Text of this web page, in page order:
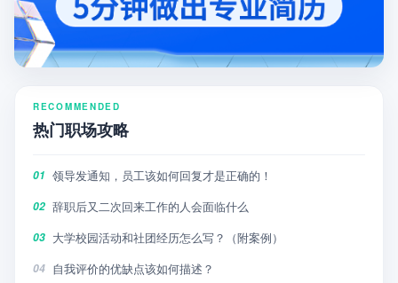
RECOMMENDED
热门职场攻略
01 领导发通知，员工该如何回复才是正确的！
02 辞职后又二次回来工作的人会面临什么
03 大学校园活动和社团经历怎么写？（附案例）
04 自我评价的优缺点该如何描述？